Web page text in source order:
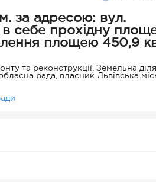
за адресою: вул.
в себе прохідну
площею 450,9
та реконструкції. Земельна
рада, власник Львівська